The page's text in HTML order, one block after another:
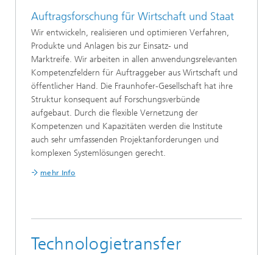
Auftragsforschung für Wirtschaft und Staat
Wir entwickeln, realisieren und optimieren Verfahren,
Produkte und Anlagen bis zur Einsatz- und
Marktreife. Wir arbeiten in allen anwendungsrelevanten
Kompetenzfeldern für Auftraggeber aus Wirtschaft und
öffentlicher Hand. Die Fraunhofer-Gesellschaft hat ihre
Struktur konsequent auf Forschungsverbünde
aufgebaut. Durch die flexible Vernetzung der
Kompetenzen und Kapazitäten werden die Institute
auch sehr umfassenden Projektanforderungen und
komplexen Systemlösungen gerecht.
mehr Info
Technologietransfer